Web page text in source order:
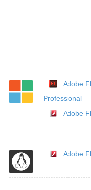
Adobe
Professional
Adobe
Adobe